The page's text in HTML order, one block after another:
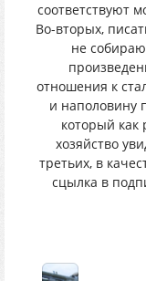
соответствуют
Во-вторых,
не
отношения к
и наполовину
который как
хозяйство
третьих, в
сцылка в